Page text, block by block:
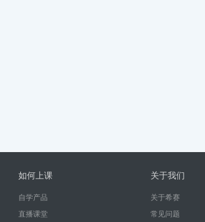
如何上课
自学产品
直播课堂
关于我们
关于希赛
常见问题